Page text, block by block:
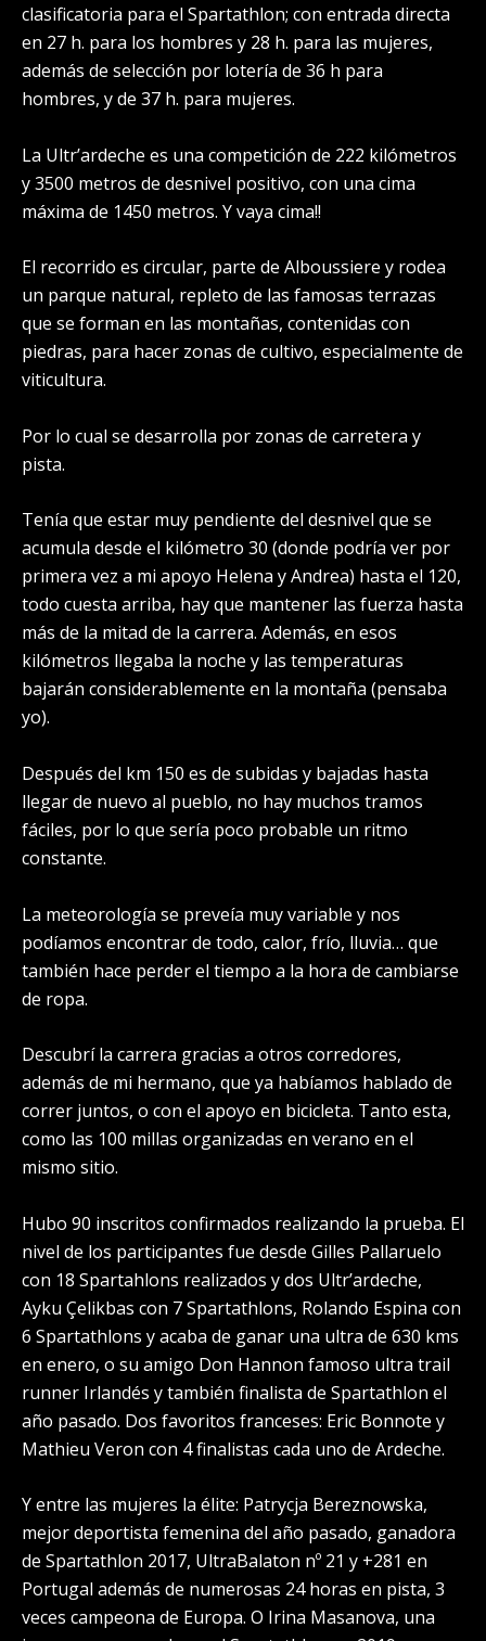
clasificatoria para el Spartathlon; con entrada directa
en 27 h. para los hombres y 28 h. para las mujeres,
además de selección por lotería de 36 h para
hombres, y de 37 h. para mujeres.
La Ultr’ardeche es una competición de 222 kilómetros
y 3500 metros de desnivel positivo, con una cima
máxima de 1450 metros. Y vaya cima!!
El recorrido es circular, parte de Alboussiere y rodea
un parque natural, repleto de las famosas terrazas
que se forman en las montañas, contenidas con
piedras, para hacer zonas de cultivo, especialmente de
viticultura.
Por lo cual se desarrolla por zonas de carretera y
pista.
Tenía que estar muy pendiente del desnivel que se
acumula desde el kilómetro 30 (donde podría ver por
primera vez a mi apoyo Helena y Andrea) hasta el 120,
todo cuesta arriba, hay que mantener las fuerza hasta
más de la mitad de la carrera. Además, en esos
kilómetros llegaba la noche y las temperaturas
bajarán considerablemente en la montaña (pensaba
yo).
Después del km 150 es de subidas y bajadas hasta
llegar de nuevo al pueblo, no hay muchos tramos
fáciles, por lo que sería poco probable un ritmo
constante.
La meteorología se preveía muy variable y nos
podíamos encontrar de todo, calor, frío, lluvia… que
también hace perder el tiempo a la hora de cambiarse
de ropa.
Descubrí la carrera gracias a otros corredores,
además de mi hermano, que ya habíamos hablado de
correr juntos, o con el apoyo en bicicleta. Tanto esta,
como las 100 millas organizadas en verano en el
mismo sitio.
Hubo 90 inscritos confirmados realizando la prueba. El
nivel de los participantes fue desde Gilles Pallaruelo
con 18 Spartahlons realizados y dos Ultr’ardeche,
Ayku Çelikbas con 7 Spartathlons, Rolando Espina con
6 Spartathlons y acaba de ganar una ultra de 630 kms
en enero, o su amigo Don Hannon famoso ultra trail
runner Irlandés y también finalista de Spartathlon el
año pasado. Dos favoritos franceses: Eric Bonnote y
Mathieu Veron con 4 finalistas cada uno de Ardeche.
Y entre las mujeres la élite: Patrycja Bereznowska,
mejor deportista femenina del año pasado, ganadora
de Spartathlon 2017, UltraBalaton nº 21 y +281 en
Portugal además de numerosas 24 horas en pista, 3
veces campeona de Europa. O Irina Masanova, una